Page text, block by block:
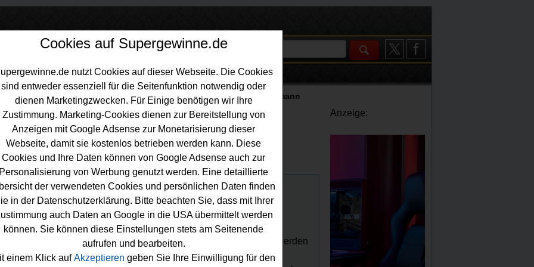
Gewinnspiele Sonstige Gewinnspiele
Fleischwerke Zimmermann
- Schmankerl Produktpaket gewinnen
Zimmermann Gewinnspiel -
Produktpaket gewinnen
ein leckeresProduktset gewinnenmöchte, sollte bei diesem
Fleischwerke Zimmermann Gewinnspiel mitmachen. Verlost werden
Produktpakete und mit etwas Glück können Sie eins davon
Anzeige:
Cookies auf Supergewinne.de
nutzt Cookies auf dieser Webseite. Die Cookies
sind entweder essenziell für die Seitenfunktion notwendig oder
dienen Marketingzwecken. Für Einige benötigen wir Ihre
Zustimmung. Marketing-Cookies dienen zur Bereitstellung von
Anzeigen mit Google Adsense zur Monetarisierung dieser
Webseite, damit sie kostenlos betrieben werden kann. Diese
Cookies und Ihre Daten können von Google Adsense auch zur
Personalisierung von Werbung genutzt werden. Eine detaillierte
der verwendeten Cookies und persönlichen Daten finden
in der Datenschutzerklärung. Bitte beachten Sie, dass mit Ihrer
auch Daten an Google in die USA übermittelt werden
können. Sie können diese Einstellungen stets am Seitenende
aufrufen und bearbeiten.
einem Klick aufAkzeptieren geben Sie Ihre Einwilligung für den